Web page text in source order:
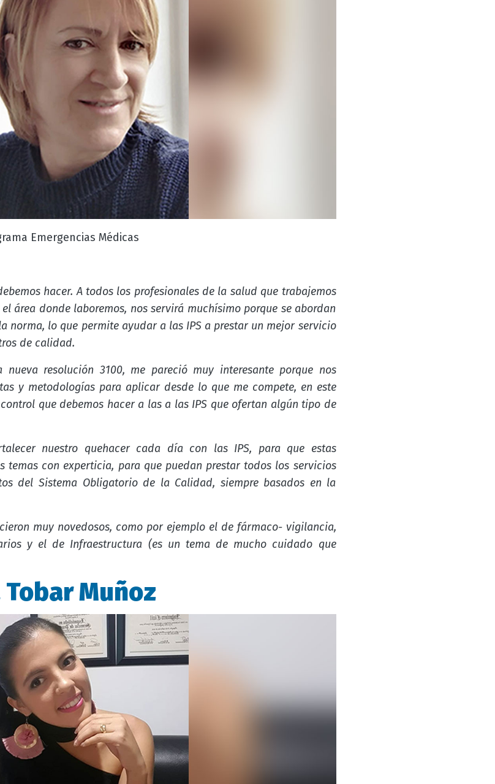
Emergencias Médicas
hacer. A todos los profesionales de la salud que trabajemos
área donde laboremos, nos servirá muchísimo porque se abordan
norma, lo que permite ayudar a las IPS a prestar un mejor servicio
de calidad.
resolución 3100, me pareció muy interesante porque nos
y metodologías para aplicar desde lo que me compete, en este
que debemos hacer a las a las IPS que ofertan algún tipo de
nuestro quehacer cada día con las IPS, para que estas
temas con experticia, para que puedan prestar todos los servicios
del Sistema Obligatorio de la Calidad, siempre basados en la
muy novedosos, como por ejemplo el de fármaco- vigilancia,
y el de Infraestructura (es un tema de mucho cuidado que
Muñoz